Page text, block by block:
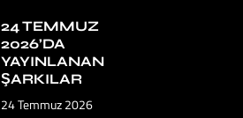
24 TEMMUZ
2026’DA
YAYINLANAN
ŞARKILAR
24 Temmuz 2026